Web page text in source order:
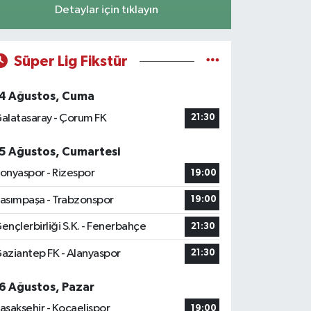
Detaylar için tıklayın
Süper Lig Fikstür
Ağustos, Cuma
- Çorum FK
21:30
Ağustos, Cumartesi
- Rizespor
19:00
- Trabzonspor 19:00
S.K. - Fenerbahçe 21:30
FK - Alanyaspor 21:30
Ağustos, Pazar
- Kocaelispor
19:00